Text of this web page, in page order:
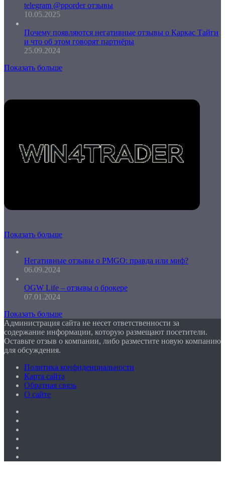
telegram @pporder отзывы
10.05.2025
Почему появляются негативные отзывы о Каркас Тайги
и что об этом говорят партнёры
25.09.2024
Показать больше
Показать больше
Негативные отзывы о PMGO: правда или миф?
06.09.2024
OGW Life – отзывы о брокере
07.01.2024
Показать больше
Администрация сайта не несет ответственности за
содержание информации, которую размещают посетители.
Оставьте отзыв о компании, либо разместите новую компанию
для обсуждения.
Политика конфиденциальности
Карта сайта
Обратная связь
О сайте